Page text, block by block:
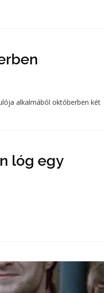
alkalmából októberben két
lóg egy